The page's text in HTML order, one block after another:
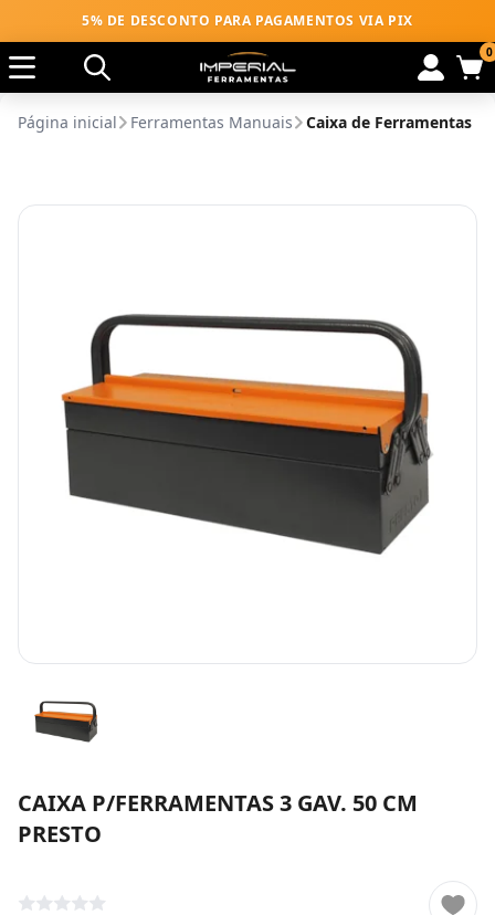
5% DE DESCONTO PARA PAGAMENTOS VIA PIX
0
Página inicial Ferramentas Manuais Caixa de Ferramentas
CAIXA P/FERRAMENTAS 3 GAV. 50 CM
PRESTO